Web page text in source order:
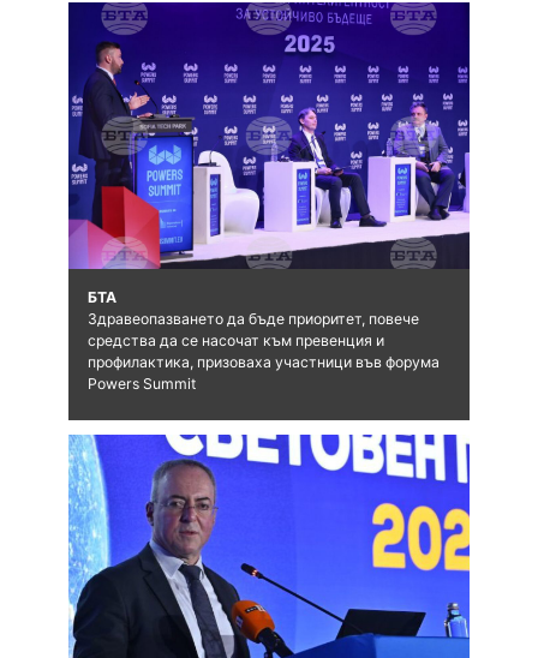
БТА
Здравеопазването да бъде приоритет, повече
средства да се насочат към превенция и
профилактика, призоваха участници във форума
Powers Summit